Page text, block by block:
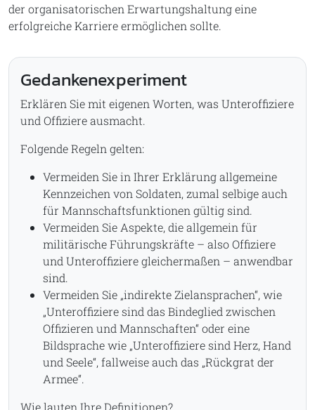
der organisatorischen Erwartungshaltung eine
erfolgreiche Karriere ermöglichen sollte.
Gedankenexperiment
Erklären Sie mit eigenen Worten, was Unteroffiziere
und Offiziere ausmacht.
Folgende Regeln gelten:
Vermeiden Sie in Ihrer Erklärung allgemeine
Kennzeichen von Soldaten, zumal selbige auch
für Mannschaftsfunktionen gültig sind.
Vermeiden Sie Aspekte, die allgemein für
militärische Führungskräfte – also Offiziere
und Unteroffiziere gleichermaßen – anwendbar
sind.
Vermeiden Sie „indirekte Zielansprachen“, wie
„Unteroffiziere sind das Bindeglied zwischen
Offizieren und Mannschaften“ oder eine
Bildsprache wie „Unteroffiziere sind Herz, Hand
und Seele“, fallweise auch das „Rückgrat der
Armee“.
Wie lauten Ihre Definitionen?